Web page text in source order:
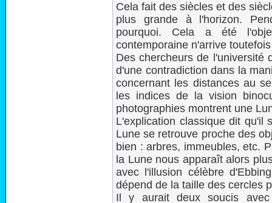
Cela fait des siècles et des
plus grande à l'horizon.
pourquoi. Cela a été
contemporaine n'arrive
Des chercheurs de l'université
d'une contradiction dans la
concernant les distances au
les indices de la vision
photographies montrent une
L'explication classique dit qu'il
Lune se retrouve proche des
bien : arbres, immeubles, etc.
la Lune nous apparaît alors
avec l'illusion célèbre
dépend de la taille des cercles
Il y aurait deux soucis avec